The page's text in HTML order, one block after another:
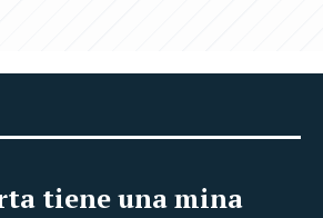
tiene una mina